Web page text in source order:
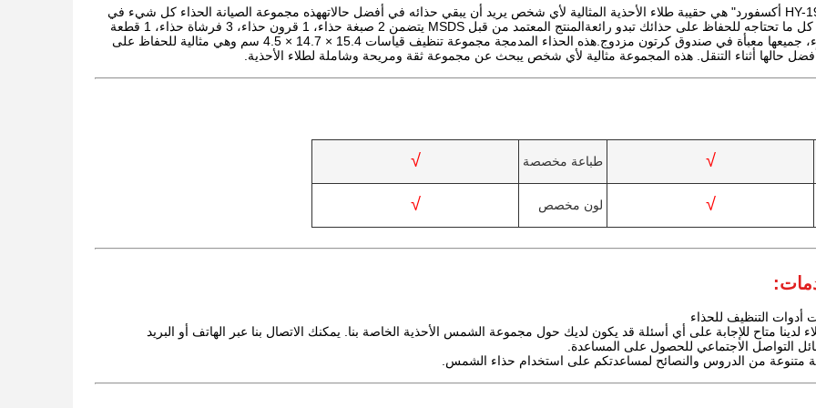
حقيبة "هونكو" HY-197 أكسفورد" هي حقيبة طلاء الأحذية المثالية لأي شخص يريد أن يبقي حذائه في أفضل حالاتههذه مجموعة الصيانة الحذاء كل شيء في
واحد يحتوي على كل ما تحتاجه للحفاظ على حذائك تبدو رائعةالمنتج المعتمد من قبل MSDS يتضمن 2 صبغة حذاء، 1 قرون حذاء، 3 فرشاة حذاء، 1 قطعة
قماش صبغة حذاء، جميعها معبأة في صندوق كرتون مزدوج.هذه الحذاء المدمجة مجموعة تنظيف قياسات 15.4 × 14.7 × 4.5 سم وهي مثالية للحفاظ على
حالها أثناء التنقل. هذه المجموعة مثالية لأي شخص يبحث عن مجموعة ثقة ومريحة وشاملة لطلاء الأحذية.
√ طباعة مخصصة √
√ لون مخصص √
أدوات التنظيف للحذاء
لدينا متاح للإجابة على أي أسئلة قد يكون لديك حول مجموعة الشمس الأحذية الخاصة بنا. يمكنك الاتصال بنا عبر الهاتف أو البريد
التواصل الاجتماعي للحصول على المساعدة.
متنوعة من الدروس والنصائح لمساعدتكم على استخدام حذاء الشمس.